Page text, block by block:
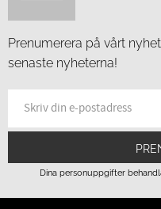
Prenumerera på vårt
senaste nyheterna!
Dina personuppgifter